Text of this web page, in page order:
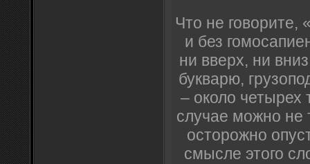
Что не
и без
ни вверх, ни
букварю,
– около четырех
случае можно не
осторожно
смысле этого